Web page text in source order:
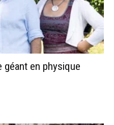
géant en physique